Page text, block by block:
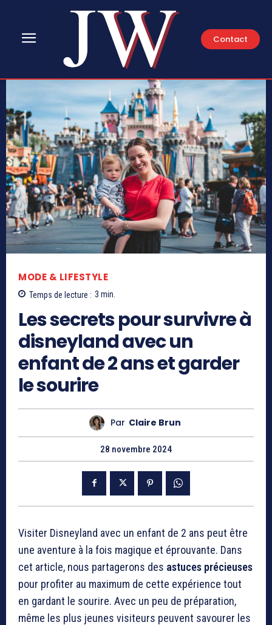
Contact
MODE & LIFESTYLE
Temps de lecture : 3 min.
Les secrets pour survivre à
disneyland avec un
enfant de 2 ans et garder
le sourire
Par Claire Brun
28 novembre 2024
Visiter Disneyland avec un enfant de 2 ans peut être
une aventure à la fois magique et éprouvante. Dans
cet article, nous partagerons des astuces précieuses
pour profiter au maximum de cette expérience tout
en gardant le sourire. Avec un peu de préparation,
même les plus jeunes visiteurs peuvent savourer les